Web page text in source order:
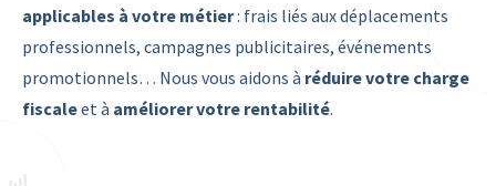
applicables à votre métier: frais liés aux déplacements
professionnels, campagnes publicitaires, événements
promotionnels… Nous vous aidons à réduire votre charge
fiscaleet à améliorer votre rentabilité.